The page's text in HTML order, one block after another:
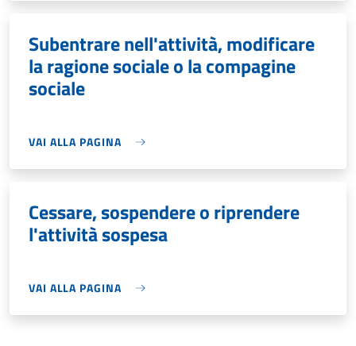
Subentrare nell'attività, modificare
la ragione sociale o la compagine
sociale
VAI ALLA PAGINA
Cessare, sospendere o riprendere
l'attività sospesa
VAI ALLA PAGINA